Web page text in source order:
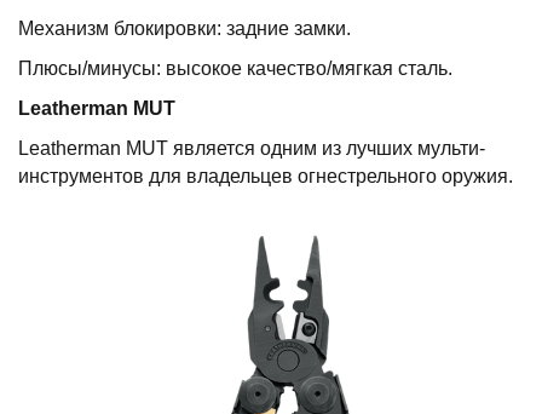
Механизм блокировки: задние замки.
Плюсы/минусы: высокое качество/мягкая сталь.
Leatherman MUT
Leatherman MUT является одним из лучших мульти-
инструментов для владельцев огнестрельного оружия.